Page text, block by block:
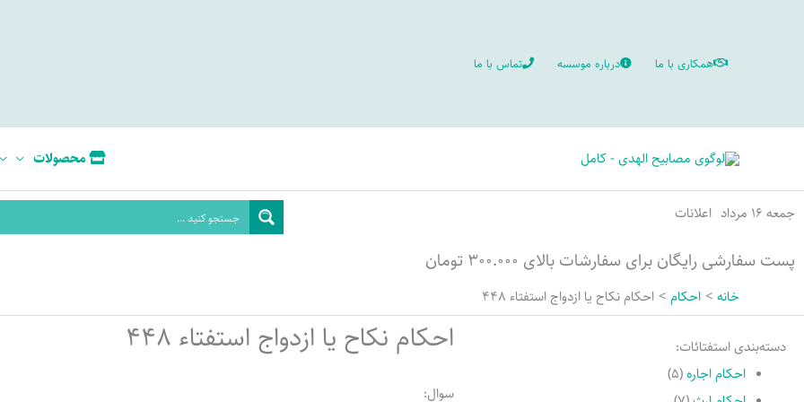
همکاری با ما درباره موسسه تماس با ما
محصولات
جمعه ۱۶ مرداد اعلانات
پست سفارشی رایگان برای سفارشات بالای ۳۰۰.۰۰۰ تومان
خانه احکام احكام نكاح يا ازدواج استفتاء 448
دسته‌بندی استفتائات:
احکام اجاره(۵)
احکام نکاح یا ازدواج استفتاء 448
سوال: